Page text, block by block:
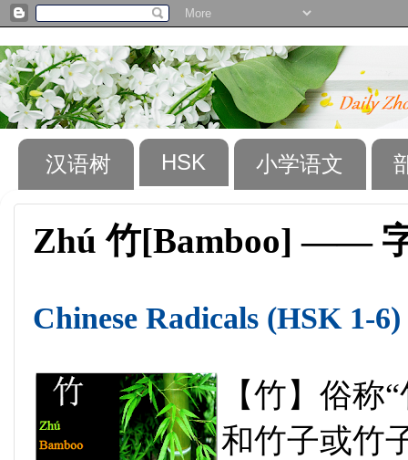
汉语树 HSK 小学语文
Zhú 竹[Bamboo] ——
Chinese Radicals (HSK 1-6)
【竹】俗称
和竹子或竹